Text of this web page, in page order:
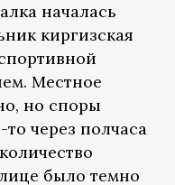
началась
киргизская
Местное
но споры
через полчаса
было темно